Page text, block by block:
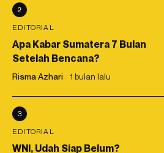
2
EDITORIAL
Apa Kabar Sumatera 7 Bulan
Setelah Bencana?
Risma Azhari 1 bulan lalu
3
EDITORIAL
WNI, Udah Siap Belum?